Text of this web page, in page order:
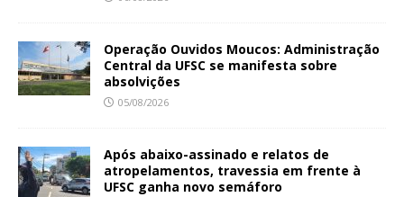
Operação Ouvidos Moucos: Administração
Central da UFSC se manifesta sobre
absolvições
05/08/2026
Após abaixo-assinado e relatos de
atropelamentos, travessia em frente à
UFSC ganha novo semáforo